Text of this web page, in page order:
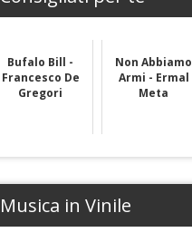
Bufalo Bill -
Francesco De
Gregori
Non Abbiamo
Armi - Ermal
Meta
Musica in Vinile